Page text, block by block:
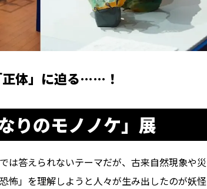
体」に迫る……！
りのモノノケ」展
答えられないテーマだが、古来自然現象や災
怖」を理解しようと人々が生み出したのが妖怪